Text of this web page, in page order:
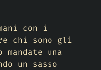
con i
chi sono gli
una
un sasso